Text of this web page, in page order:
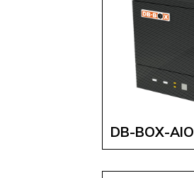
DB-BOX-AIO